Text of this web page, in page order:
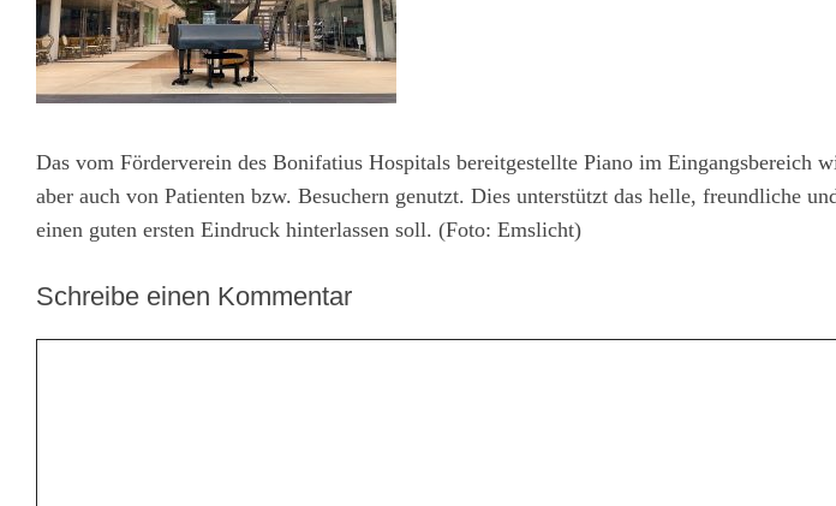
Das vom Förderverein des Bonifatius Hospitals bereitgestellte Piano im Eingangsbereich
aber auch von Patienten bzw. Besuchern genutzt. Dies unterstützt das helle, freundliche
einen guten ersten Eindruck hinterlassen soll. (Foto: Emslicht)
Schreibe einen Kommentar